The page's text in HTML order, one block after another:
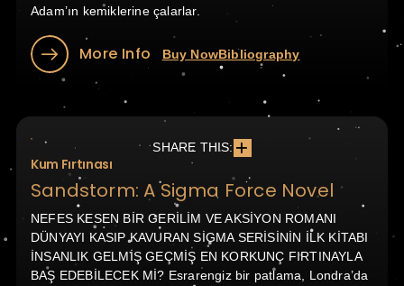
Adam’ın kemiklerine çalarlar.
More Info Buy NowBibliography
SHARE THIS:
Kum Fırtınası
Sandstorm: A Sigma Force Novel
NEFES KESEN BİR GERİLİM VE AKSİYON ROMANI
DÜNYAYI KASIP KAVURAN SİGMA SERİSİNİN İLK KİTABI
İNSANLIK GELMİŞ GEÇMİŞ EN KORKUNÇ FIRTINAYLA
BAŞ EDEBİLECEK Mİ? Esrarengiz bir patlama, Londra’da